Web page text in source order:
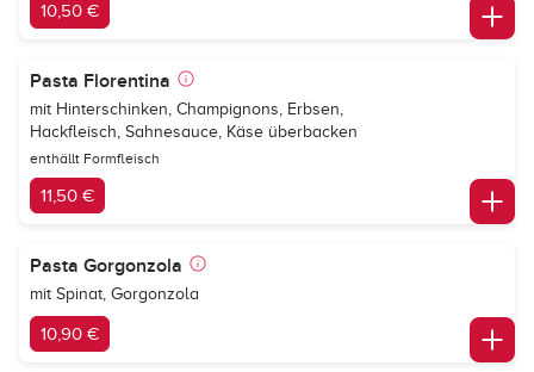
10,50 €
Pasta Florentina
mit Hinterschinken, Champignons, Erbsen,
Hackfleisch, Sahnesauce, Käse überbacken
enthällt Formfleisch
11,50 €
Pasta Gorgonzola
mit Spinat, Gorgonzola
10,90 €